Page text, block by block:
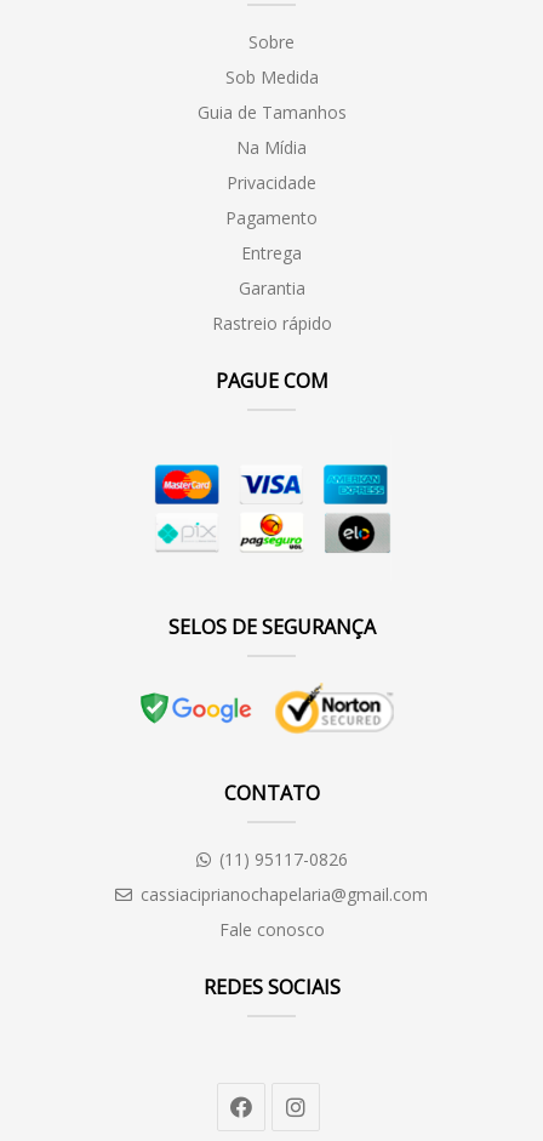
Sobre
Sob Medida
Guia de Tamanhos
Na Mídia
Privacidade
Pagamento
Entrega
Garantia
Rastreio rápido
PAGUE COM
SELOS DE SEGURANÇA
CONTATO
(11) 95117-0826
cassiaciprianochapelaria@gmail.com
Fale conosco
REDES SOCIAIS